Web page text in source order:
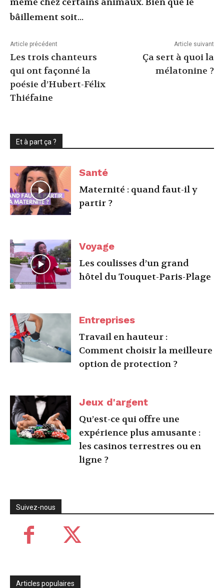
même chez certains animaux. Bien que le
bâillement soit...
Article précédent
Les trois chanteurs
qui ont façonné la
poésie d’Hubert-Félix
Thiéfaine
Article suivant
Ça sert à quoi la
mélatonine ?
Et à part ça ?
Santé
Maternité : quand faut-il y
partir ?
Voyage
Les coulisses d’un grand
hôtel du Touquet-Paris-Plage
Entreprises
Travail en hauteur :
Comment choisir la meilleure
option de protection ?
Jeux d'argent
Qu’est-ce qui offre une
expérience plus amusante :
les casinos terrestres ou en
ligne ?
Suivez-nous
Articles populaires